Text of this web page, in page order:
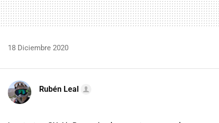
18 Diciembre 2020
Rubén Leal